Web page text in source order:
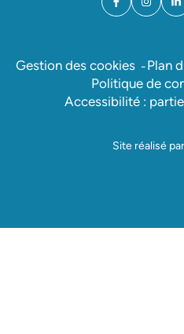
Facebook
(ouverture
Gestion des cookies Plan
Politique de
Accessibilité :
Site réalisé